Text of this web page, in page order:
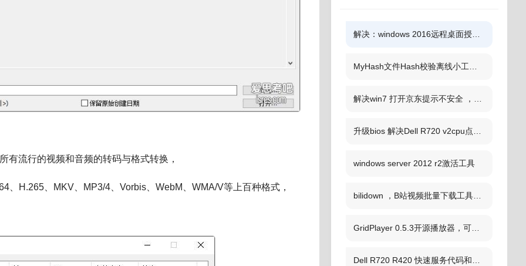
有流行的视频和音频的转码与格式转换，
H.265、MKV、MP3/4、Vorbis、WebM、WMA/V等上百种格式，
windows server 2012 r2激活工具